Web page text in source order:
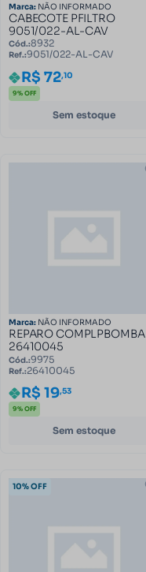
Marca: NÃO INFORMADO
CABECOTE PFILTRO
9051/022-AL-CAV
Cód.:8932
Ref.:9051/022-AL-CAV
R$ 72,10
9% OFF
Sem estoque
Marca: NÃO INFORMADO
REPARO COMPLPBOMBA
26410045
Cód.:9975
Ref.:26410045
R$ 19,53
9% OFF
Sem estoque
10% OFF